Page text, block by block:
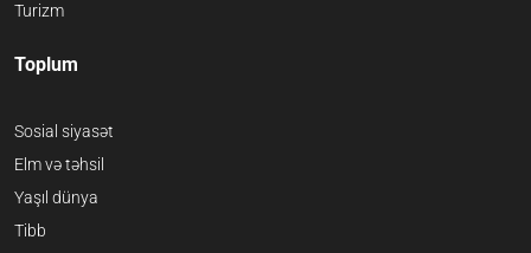
Turizm
Toplum
Sosial siyasət
Elm və təhsil
Yaşıl dünya
Tibb